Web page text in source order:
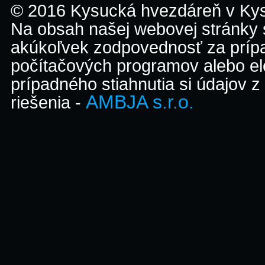
© 2016 Kysucká hvezdáreň v
Na obsah našej webovej
akúkoľvek zodpovednosť za
počítačových programov alebo
prípadného stiahnutia si údajov
riešenia - AMBJA s.r.o.